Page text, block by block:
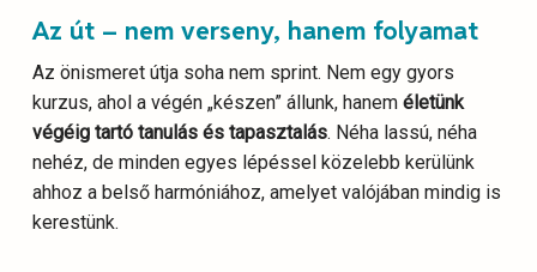
Az út – nem verseny, hanem folyamat
Az önismeret útja soha nem sprint. Nem egy gyors
kurzus, ahol a végén „készen” állunk, hanem életünk
végéig tartó tanulás és tapasztalás. Néha lassú, néha
nehéz, de minden egyes lépéssel közelebb kerülünk
ahhoz a belső harmóniához, amelyet valójában mindig is
kerestünk.